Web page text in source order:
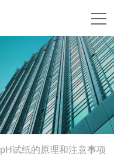
pH试纸的原理和注意事项